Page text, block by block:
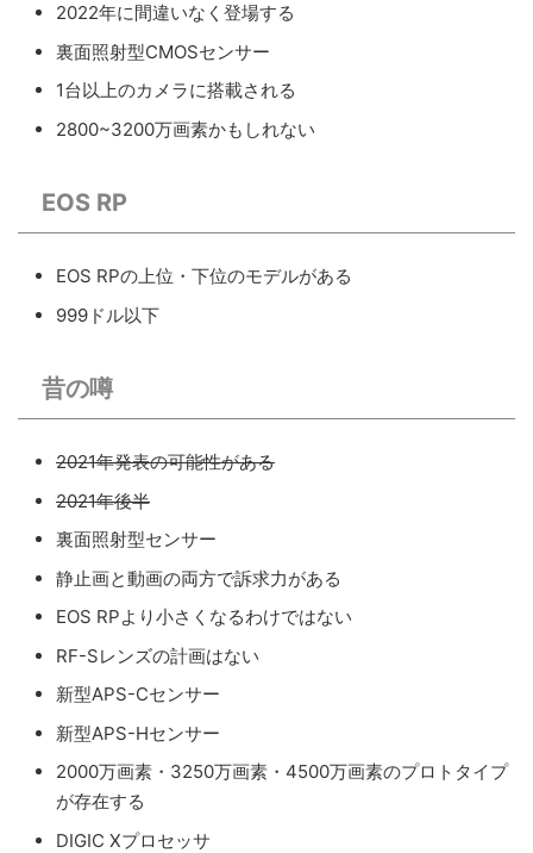
2022年に間違いなく登場する
裏面照射型CMOSセンサー
1台以上のカメラに搭載される
2800~3200万画素かもしれない
EOS RP
EOS RPの上位・下位のモデルがある
999ドル以下
昔の噂
2021年発表の可能性がある
2021年後半
裏面照射型センサー
静止画と動画の両方で訴求力がある
EOS RPより小さくなるわけではない
RF-Sレンズの計画はない
新型APS-Cセンサー
新型APS-Hセンサー
2000万画素・3250万画素・4500万画素のプロトタイプ
が存在する
DIGIC Xプロセッサ